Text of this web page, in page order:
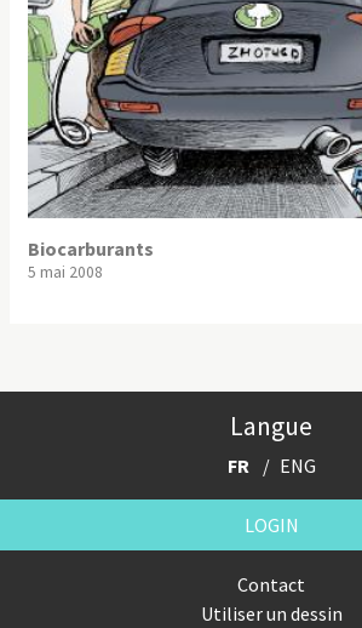
Biocarburants
5 mai 2008
Langue
FR ENG
LOGIN
Contact
Utiliser un dessin